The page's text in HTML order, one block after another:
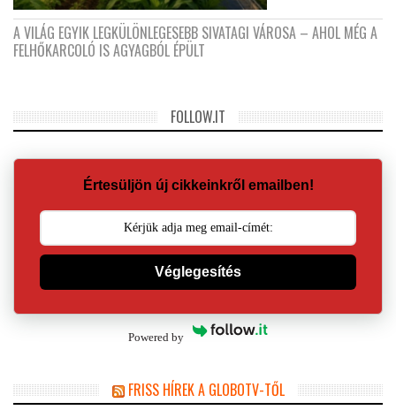
A VILÁG EGYIK LEGKÜLÖNLEGESEBB SIVATAGI VÁROSA – AHOL MÉG A
FELHŐKARCOLÓ IS AGYAGBÓL ÉPÜLT
FOLLOW.IT
Értesüljön új cikkeinkről emailben!
Véglegesítés
Powered by
FRISS HÍREK A GLOBOTV-TŐL